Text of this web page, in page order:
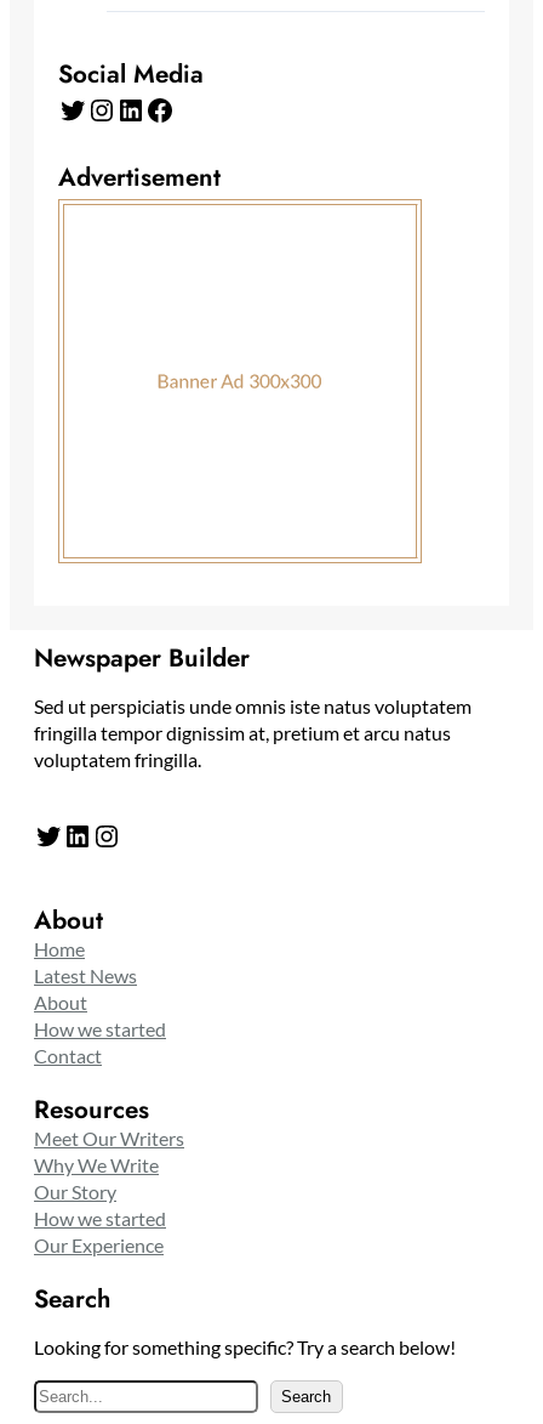
Social Media
Twitter Instagram LinkedIn Facebook
Advertisement
Newspaper Builder
Sed ut perspiciatis unde omnis iste natus voluptatem
fringilla tempor dignissim at, pretium et arcu natus
voluptatem fringilla.
Twitter LinkedIn Instagram
About
Home
Latest News
About
How we started
Contact
Resources
Meet Our Writers
Why We Write
Our Story
How we started
Our Experience
Search
Looking for something specific? Try a search below!
S
e
Search